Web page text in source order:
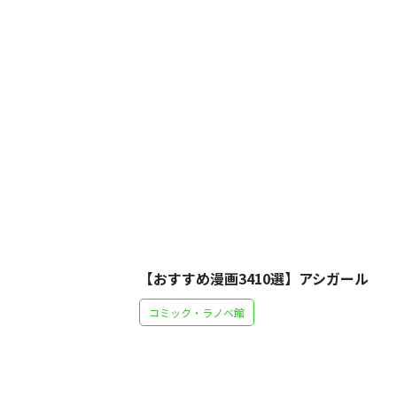
【おすすめ漫画3410選】アシガール
コミック・ラノベ館